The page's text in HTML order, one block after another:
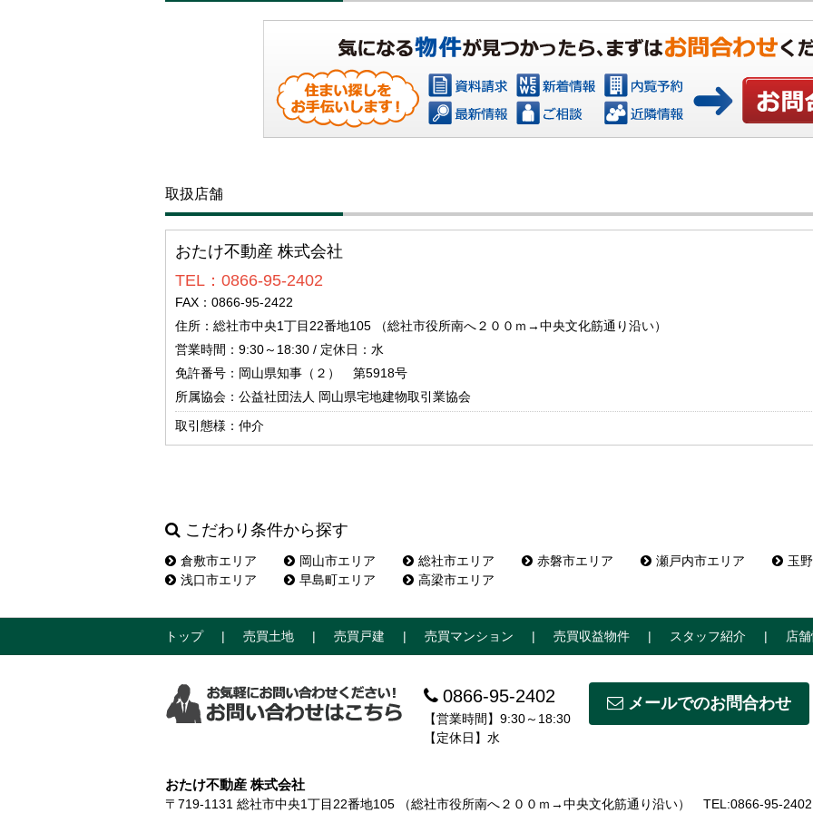
取扱店舗
おたけ不動産 株式会社
TEL：0866-95-2402
FAX：0866-95-2422
住所：総社市中央1丁目22番地105 （総社市役所南へ２００ｍ→中央文化筋通り沿い）
営業時間：9:30～18:30 / 定休日：水
免許番号：岡山県知事（２） 第5918号
所属協会：公益社団法人 岡山県宅地建物取引業協会
取引態様：仲介
こだわり条件から探す
倉敷市エリア 岡山市エリア 総社市エリア 赤磐市エリア 瀬戸内市エリア
玉
浅口市エリア
早島町エリア 高梁市エリア
トップ 売買土地 売買戸建 売買マンション 売買収益物件 スタッフ紹介 店
0866-95-2402
【営業時間】9:30～18:30
【定休日】水
メールでのお問合わせ
おたけ不動産 株式会社
〒719-1131 総社市中央1丁目22番地105 （総社市役所南へ２００ｍ→中央文化筋通り沿い） TEL:0866-95-2402